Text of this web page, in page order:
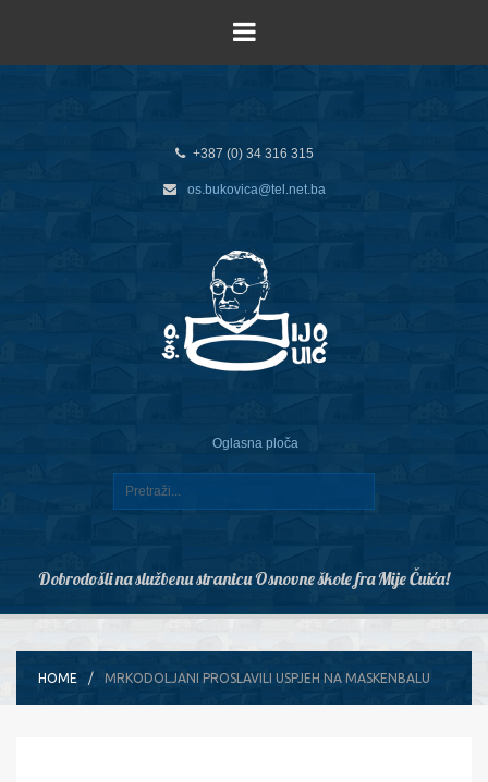
+387 (0) 34 316 315
os.bukovica@tel.net.ba
Oglasna ploča
Dobrodošli na službenu stranicu Osnovne škole fra Mije Čuića!
HOME MRKODOLJANI PROSLAVILI USPJEH NA MASKENBALU